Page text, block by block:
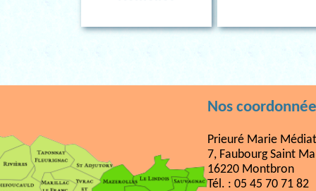
Nos
Prieuré Marie
7, Faubourg Saint
16220 Montbron
Tél. : 05 45 70 71 82